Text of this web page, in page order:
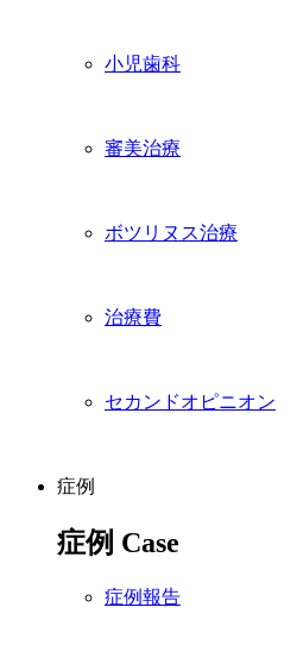
小児歯科
審美治療
ボツリヌス治療
治療費
セカンドオピニオン
症例
症例 Case
症例報告